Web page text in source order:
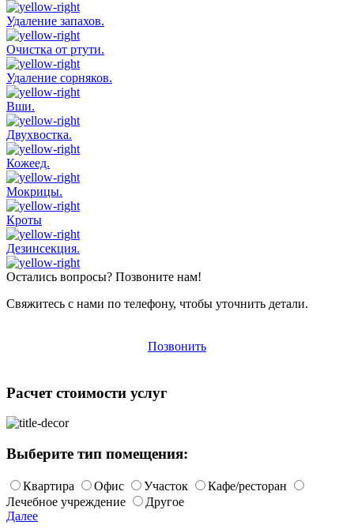
Удаление запахов.
Очистка от ртути.
Удаление сорняков.
Вши.
Двухвостка.
Кожеед.
Мокрицы.
Кроты
Дезинсекция.
Остались вопросы? Позвоните нам!
Свяжитесь с нами по телефону, чтобы уточнить детали.
Позвонить
Расчет стоимости услуг
Выберите тип помещения:
Квартира Офис Участок
Кафе/ресторан
Лечебное учреждение
Другое
Далее